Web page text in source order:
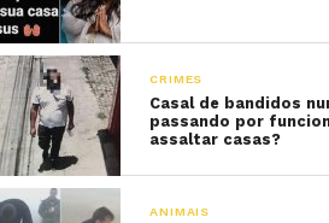
CRIMES
Casal de bandidos
passando por
assaltar casas?
ANIMAIS